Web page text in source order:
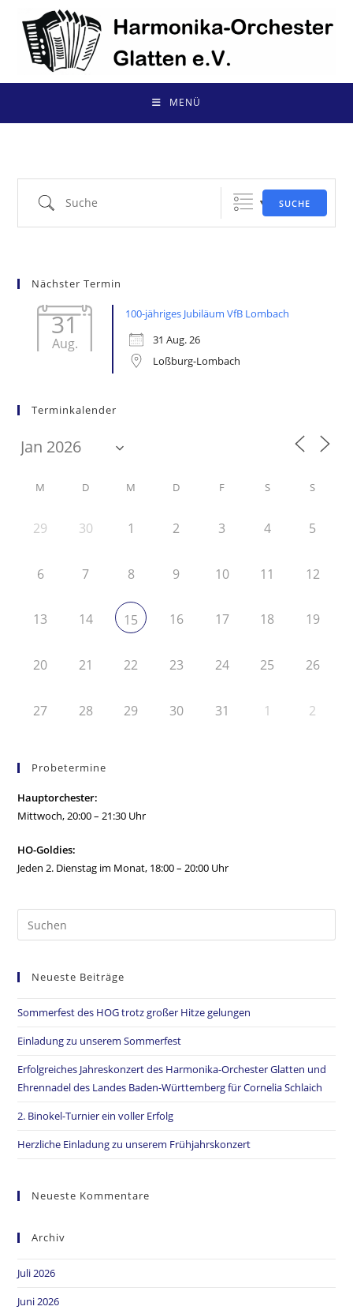
Inhalt
springen
MENÜ
Suche SUCHE
Nächster Termin
31
Aug.
100-jähriges Jubiläum VfB Lombach
31 Aug. 26
Loßburg-Lombach
Terminkalender
M D M D F S S
29 30 1 2 3 4 5
6 7 8 9 10 11 12
13 14 15 16 17 18 19
20 21 22 23 24 25 26
27 28 29 30 31 1 2
Probetermine
Hauptorchester:
Mittwoch, 20:00 – 21:30 Uhr
HO-Goldies:
Jeden 2. Dienstag im Monat, 18:00 – 20:00 Uhr
Neueste Beiträge
Sommerfest des HOG trotz großer Hitze gelungen
Einladung zu unserem Sommerfest
Erfolgreiches Jahreskonzert des Harmonika-Orchester Glatten und
Ehrennadel des Landes Baden-Württemberg für Cornelia Schlaich
2. Binokel-Turnier ein voller Erfolg
Herzliche Einladung zu unserem Frühjahrskonzert
Neueste Kommentare
Archiv
Juli 2026
Juni 2026